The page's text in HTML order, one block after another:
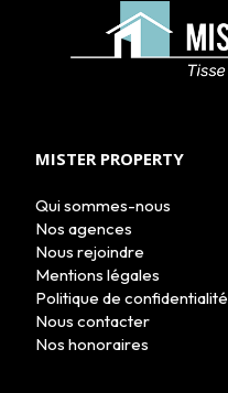
ACHETER
LOUER
NOS AGENCES
LE GROUPE
NOUS REJOINDRE
MISTER PROPERTY
Qui sommes-nous
Nos agences
Nous rejoindre
Mentions légales
Politique de confidentialité
Nous contacter
Nos honoraires